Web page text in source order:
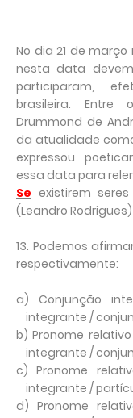
No dia 21 de
nesta data
participaram,
brasileira. Entre
Drummond de
da atualidade
expressou
essa data para
Se existirem
(Leandro Rodrigues)
13. Podemos
respectivamente:
a) Conjunção
integrante /
b) Pronome
integrante /
c) Pronome
integrante /
d) Pronome